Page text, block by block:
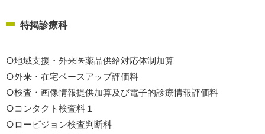
特掲診療科
○地域支援・外来医薬品供給対応体制加算
○外来・在宅ベースアップ評価料
○検査・画像情報提供加算及び電子的診療情報評価料
○コンタクト検査料１
○ロービジョン検査判断料